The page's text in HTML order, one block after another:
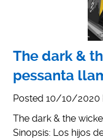
The dark &
pessanta
Posted10/10/2020
The dark & the
Sinopsis: Los hijos